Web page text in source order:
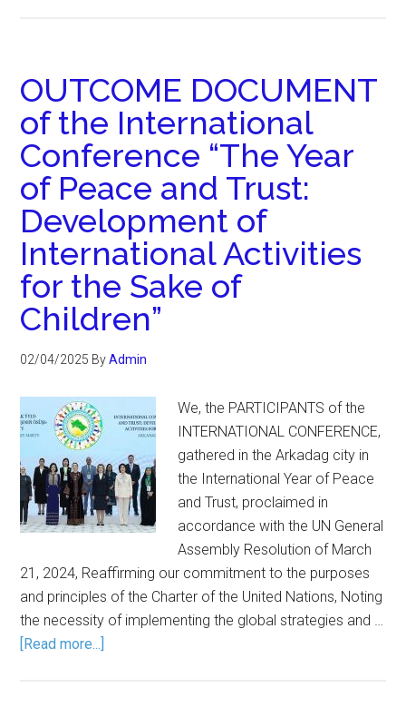
OUTCOME DOCUMENT
of the International
Conference “The Year
of Peace and Trust:
Development of
International Activities
for the Sake of
Children”
02/04/2025 ByAdmin
We, the PARTICIPANTS of the
INTERNATIONAL CONFERENCE,
gathered in the Arkadag city in
the International Year of Peace
and Trust, proclaimed in
accordance with the UN General
Assembly Resolution of March
21, 2024, Reaffirming our commitment to the purposes
and principles of the Charter of the United Nations, Noting
the necessity of implementing the global strategies and …
[Read more...]